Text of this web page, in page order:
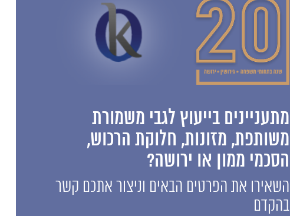
מתעניינים בייעוץ לגבי משמורת
משותפת, מזונות, חלוקת הרכוש,
הסכמי ממון או ירושה?
השאירו את הפרטים הבאים וניצור אתכם קשר
בהקדם